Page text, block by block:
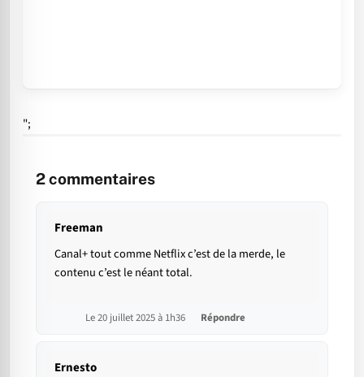
";
2commentaires
Freeman
Canal+ tout comme Netflix c’est de la merde, le
contenu c’est le néant total.
Le 20 juillet 2025 à 1h36 Répondre
Ernesto